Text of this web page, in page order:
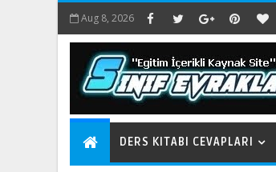
Aug 8, 2026
DERS KITABI CEVAPLARI